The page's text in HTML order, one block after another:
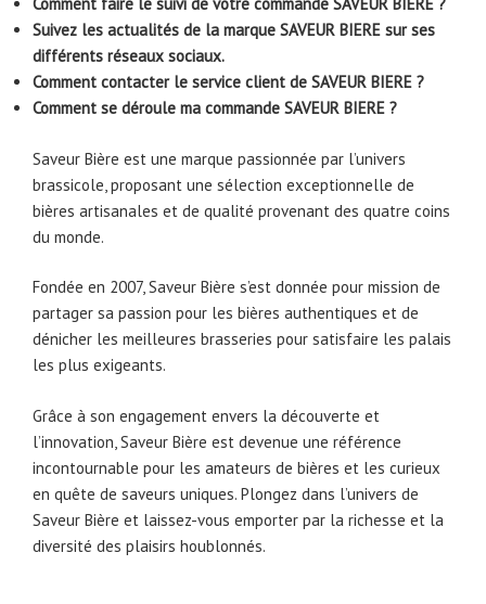
Comment faire le suivi de votre commande SAVEUR BIERE ?
Suivez les actualités de la marque SAVEUR BIERE sur ses
différents réseaux sociaux.
Comment contacter le service client de SAVEUR BIERE ?
Comment se déroule ma commande SAVEUR BIERE ?
Saveur Bière est une marque passionnée par l’univers
brassicole, proposant une sélection exceptionnelle de
bières artisanales et de qualité provenant des quatre coins
du monde.
Fondée en 2007, Saveur Bière s’est donnée pour mission de
partager sa passion pour les bières authentiques et de
dénicher les meilleures brasseries pour satisfaire les palais
les plus exigeants.
Grâce à son engagement envers la découverte et
l’innovation, Saveur Bière est devenue une référence
incontournable pour les amateurs de bières et les curieux
en quête de saveurs uniques. Plongez dans l’univers de
Saveur Bière et laissez-vous emporter par la richesse et la
diversité des plaisirs houblonnés.